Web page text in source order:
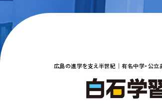
広島の進学を支え半世紀｜有名中学・公立